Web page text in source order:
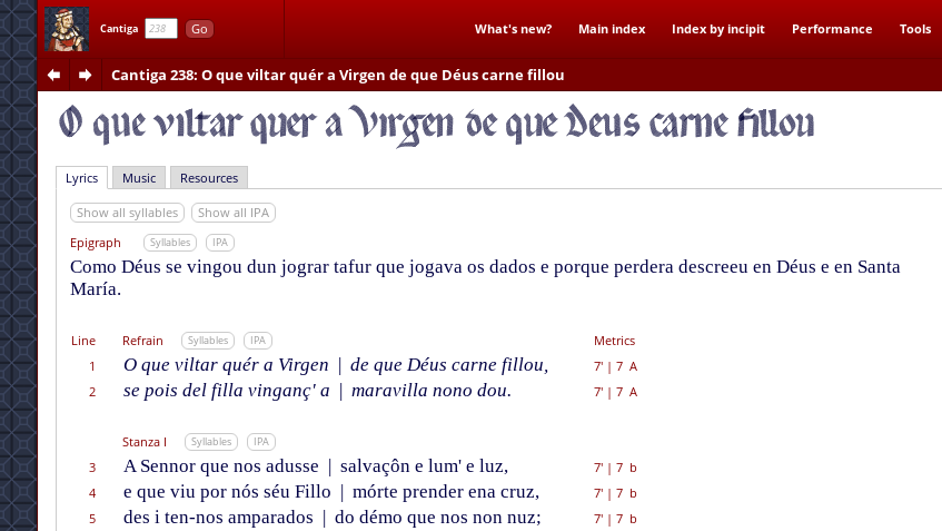
Cantiga Go What's new? Main index Index by incipit Performance Tools
Cantiga 238: O que viltar quér a Virgen de que Déus carne fillou
Lyrics Music Resources
Show all syllables
Show all IPA
Epigraph
Syllables IPA
Como Déus se vingou dun jograr tafur que jogava os dados e porque perdera descreeu en Déus e en Santa
María.
Line Refrain Syllables IPA
Metrics
1
O que viltar quér a Virgen | de que Déus carne fillou, 7'| 7 A
2
se pois del filla vinganç' a | maravilla nono dou. 7'| 7 A
Stanza I Syllables IPA
3 A Sennor que nos adusse | salvaçôn e lum' e luz, 7'| 7 b
4
e que viu por nós séu Fillo | mórte prender ena cruz, 7'| 7 b
5
des i ten-nos amparados | do démo que nos non nuz; 7'| 7 b